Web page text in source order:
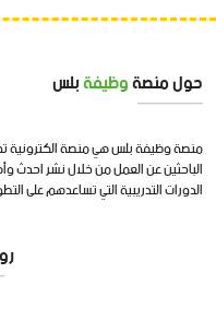
حول منصةوظيفةبلس
منصة وظيفة بلس هي منصة الكترونية
الباحثين عن العمل من خلال نشر احدث
الدورات التدريبية التي تساعدهم على